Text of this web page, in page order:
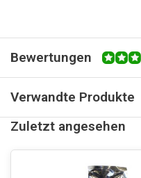
Bewertungen
Verwandte Produkte
Zuletzt angesehen